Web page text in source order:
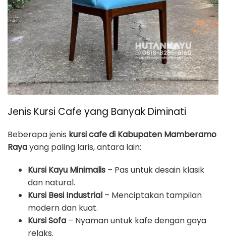
Jenis Kursi Cafe yang Banyak Diminati
Beberapa jenis kursi cafe di Kabupaten Mamberamo
Rayayang paling laris, antara lain:
Kursi Kayu Minimalis – Pas untuk desain klasik
dan natural.
Kursi Besi Industrial – Menciptakan tampilan
modern dan kuat.
Kursi Sofa – Nyaman untuk kafe dengan gaya
relaks.